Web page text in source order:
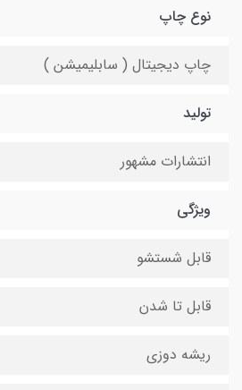
نوع چاپ
چاپ دیجیتال ( سابلیمیشن )
تولید
انتشارات مشهور
ویژگی
قابل شستشو
قابل تا شدن
ریشه دوزی